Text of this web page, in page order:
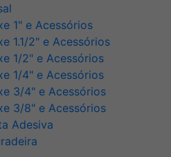
1" e Acessórios
1.1/2" e Acessórios
1/2" e Acessórios
1/4" e Acessórios
3/4" e Acessórios
3/8" e Acessórios
Adesiva